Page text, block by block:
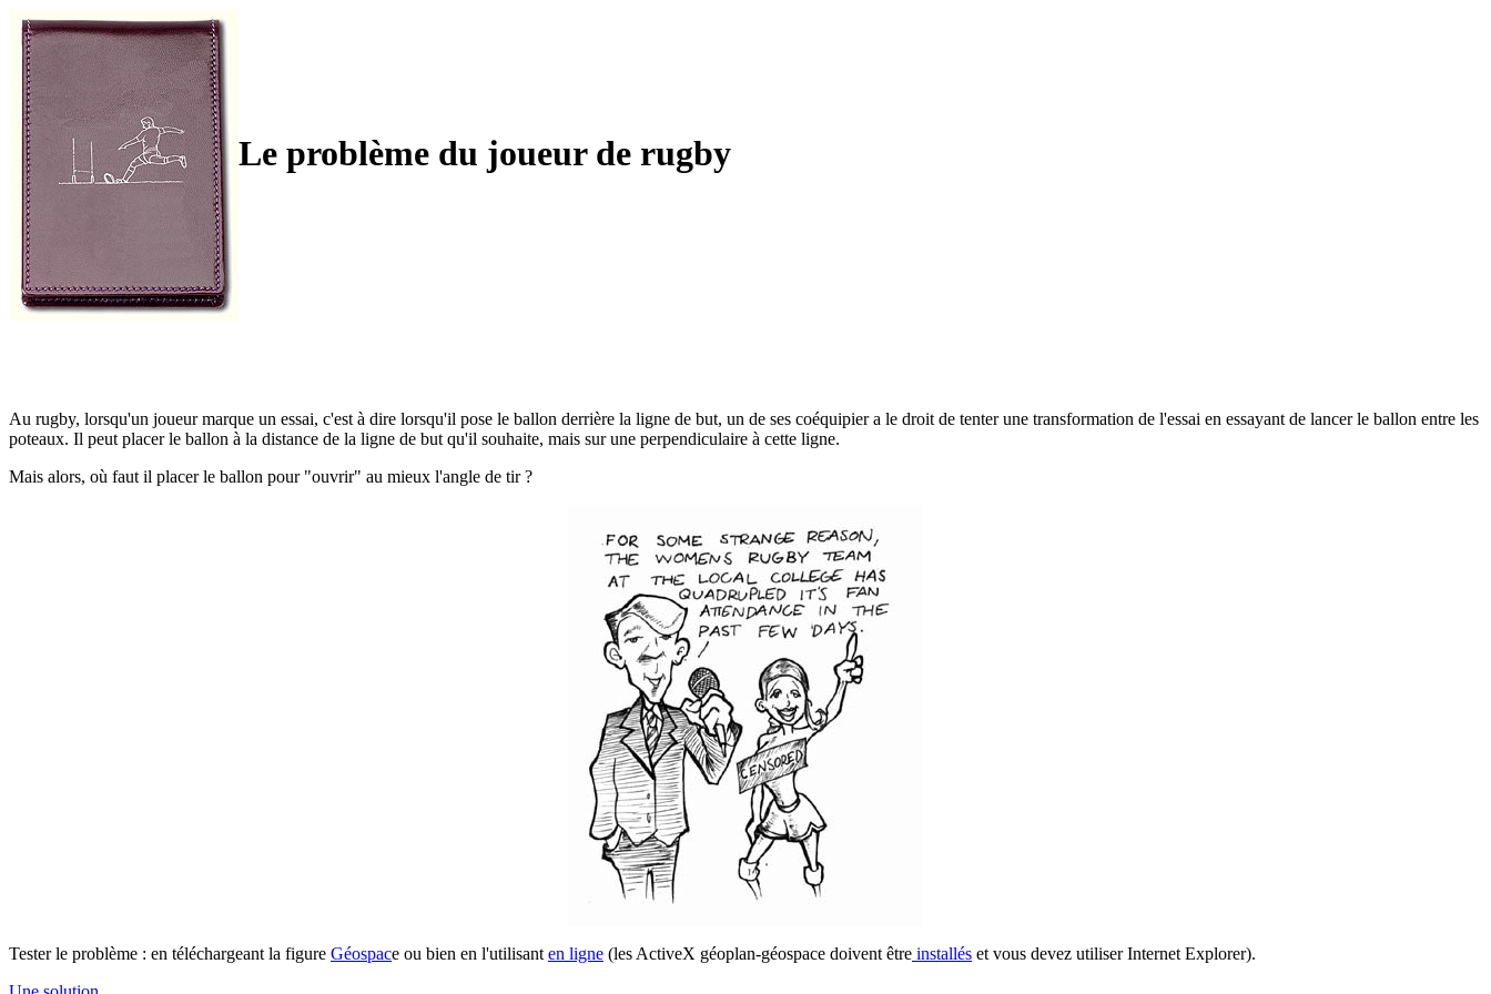
Le problème du joueur de rugby
Au rugby, lorsqu'un joueur marque un essai, c'est à dire lorsqu'il pose le ballon derrière la ligne de but, un de ses coéquipier a le droit de tenter une transformation de l'essai en essayant de lancer le ballon entre les
poteaux. Il peut placer le ballon à la distance de la ligne de but qu'il souhaite, mais sur une perpendiculaire à cette ligne.
Mais alors, où faut il placer le ballon pour "ouvrir" au mieux l'angle de tir ?
Tester le problème : en téléchargeant la figure Géospace ou bien en l'utilisant en ligne (les ActiveX géoplan-géospace doivent être installés et vous devez utiliser Internet Explorer).